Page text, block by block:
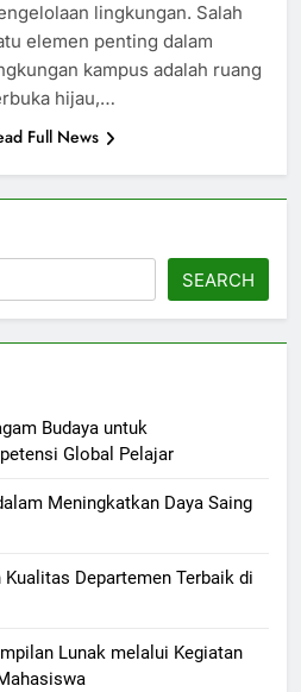
lingkungan. Salah
elemen penting dalam
kampus adalah ruang
hijau,…
Full News
SEARCH
Budaya untuk
Global Pelajar
Meningkatkan Daya Saing
Departemen Terbaik di
Lunak melalui Kegiatan